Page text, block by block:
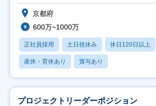
京都府
600万~1000万
正社員採用 土日祝休み 休日120日以上
産休・育休あり 賞与あり
プロジェクトリーダーポジション